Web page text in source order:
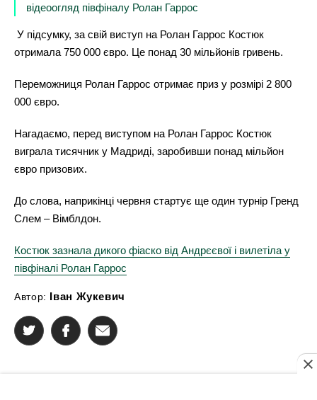
відеоогляд півфіналу Ролан Гаррос
У підсумку, за свій виступ на Ролан Гаррос Костюк
отримала 750 000 євро. Це понад 30 мільйонів гривень.
Переможниця Ролан Гаррос отримає приз у розмірі 2 800
000 євро.
Нагадаємо, перед виступом на Ролан Гаррос Костюк
виграла тисячник у Мадриді, заробивши понад мільйон
євро призових.
До слова, наприкінці червня стартує ще один турнір Гренд
Слем – Вімблдон.
Костюк зазнала дикого фіаско від Андрєєвої і вилетіла у
півфіналі Ролан Гаррос
Автор: Іван Жукевич